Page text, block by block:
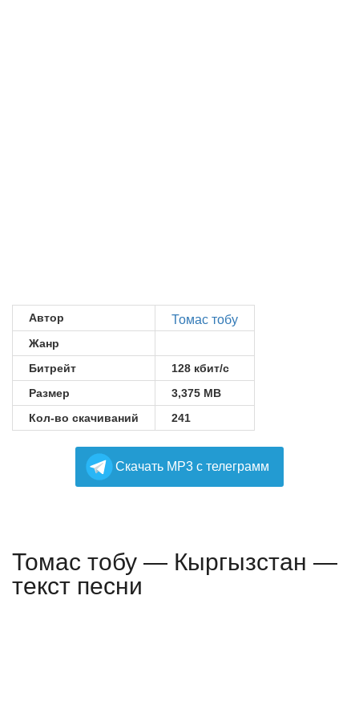
Автор Томас тобу
Жанр
Битрейт
128 кбит/с
Размер
3,375 MB
Кол-во скачиваний
241
Cкачать MP3 с телеграмм
Томас тобу — Кыргызстан —
текст песни